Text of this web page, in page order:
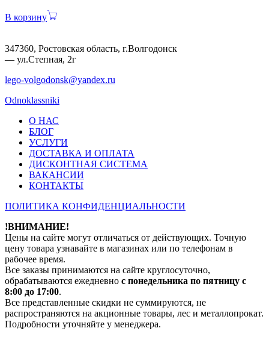
В корзину
347360, Ростовская область, г.Волгодонск
— ул.Степная, 2г
lego-volgodonsk@yandex.ru
Odnoklassniki
О НАС
БЛОГ
УСЛУГИ
ДОСТАВКА И ОПЛАТА
ДИСКОНТНАЯ СИСТЕМА
ВАКАНСИИ
КОНТАКТЫ
ПОЛИТИКА КОНФИДЕНЦИАЛЬНОСТИ
!ВНИМАНИЕ!
Цены на сайте могут отличаться от действующих. Точную
цену товара узнавайте в магазинах или по телефонам в
рабочее время.
Все заказы принимаются на сайте круглосуточно,
обрабатываются ежедневно с понедельника по пятницу с
8:00 до 17:00.
Все представленные скидки не суммируются, не
распространяются на акционные товары, лес и металлопрокат.
Подробности уточняйте у менеджера.